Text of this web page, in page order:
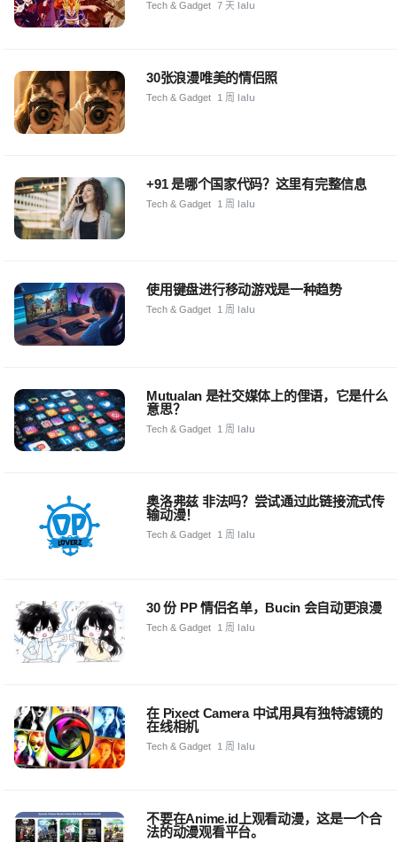
Tech & Gadget 7 天 lalu
30张浪漫唯美的情侣照
Tech & Gadget 1 周 lalu
+91 是哪个国家代码？这里有完整信息
Tech & Gadget 1 周 lalu
使用键盘进行移动游戏是一种趋势
Tech & Gadget 1 周 lalu
Mutualan 是社交媒体上的俚语，它是什么
意思？
Tech & Gadget 1 周 lalu
奥洛弗兹 非法吗？尝试通过此链接流式传
输动漫！
Tech & Gadget 1 周 lalu
30 份 PP 情侣名单，Bucin 会自动更浪漫
Tech & Gadget 1 周 lalu
在 Pixect Camera 中试用具有独特滤镜的
在线相机
Tech & Gadget 1 周 lalu
不要在Anime.id上观看动漫，这是一个合
法的动漫观看平台。